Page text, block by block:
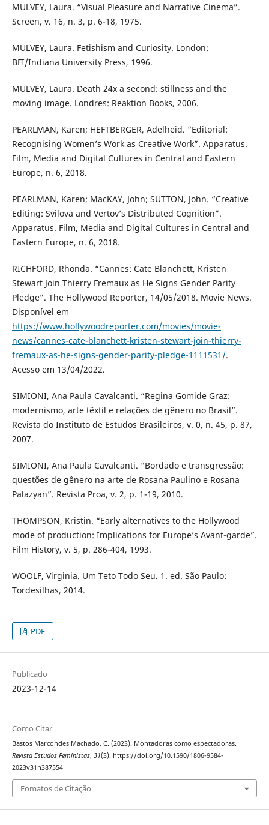
MULVEY, Laura. “Visual Pleasure and Narrative Cinema”.
Screen, v. 16, n. 3, p. 6-18, 1975.
MULVEY, Laura. Fetishism and Curiosity. London:
BFI/Indiana University Press, 1996.
MULVEY, Laura. Death 24x a second: stillness and the
moving image. Londres: Reaktion Books, 2006.
PEARLMAN, Karen; HEFTBERGER, Adelheid. “Editorial:
Recognising Women’s Work as Creative Work”. Apparatus.
Film, Media and Digital Cultures in Central and Eastern
Europe, n. 6, 2018.
PEARLMAN, Karen; MacKAY, John; SUTTON, John. “Creative
Editing: Svilova and Vertov’s Distributed Cognition”.
Apparatus. Film, Media and Digital Cultures in Central and
Eastern Europe, n. 6, 2018.
RICHFORD, Rhonda. “Cannes: Cate Blanchett, Kristen
Stewart Join Thierry Fremaux as He Signs Gender Parity
Pledge”. The Hollywood Reporter, 14/05/2018. Movie News.
Disponível em
https://www.hollywoodreporter.com/movies/movie-
news/cannes-cate-blanchett-kristen-stewart-join-thierry-
fremaux-as-he-signs-gender-parity-pledge-1111531/.
Acesso em 13/04/2022.
SIMIONI, Ana Paula Cavalcanti. “Regina Gomide Graz:
modernismo, arte têxtil e relações de gênero no Brasil”.
Revista do Instituto de Estudos Brasileiros, v. 0, n. 45, p. 87,
2007.
SIMIONI, Ana Paula Cavalcanti. “Bordado e transgressão:
questões de gênero na arte de Rosana Paulino e Rosana
Palazyan”. Revista Proa, v. 2, p. 1-19, 2010.
THOMPSON, Kristin. “Early alternatives to the Hollywood
mode of production: Implications for Europe’s Avant-garde”.
Film History, v. 5, p. 286-404, 1993.
WOOLF, Virginia. Um Teto Todo Seu. 1. ed. São Paulo:
Tordesilhas, 2014.
PDF
Publicado
2023-12-14
Como Citar
Bastos Marcondes Machado, C. (2023). Montadoras como espectadoras.
Revista Estudos Feministas, 31(3). https://doi.org/10.1590/1806-9584-
2023v31n387554
Fomatos de Citação